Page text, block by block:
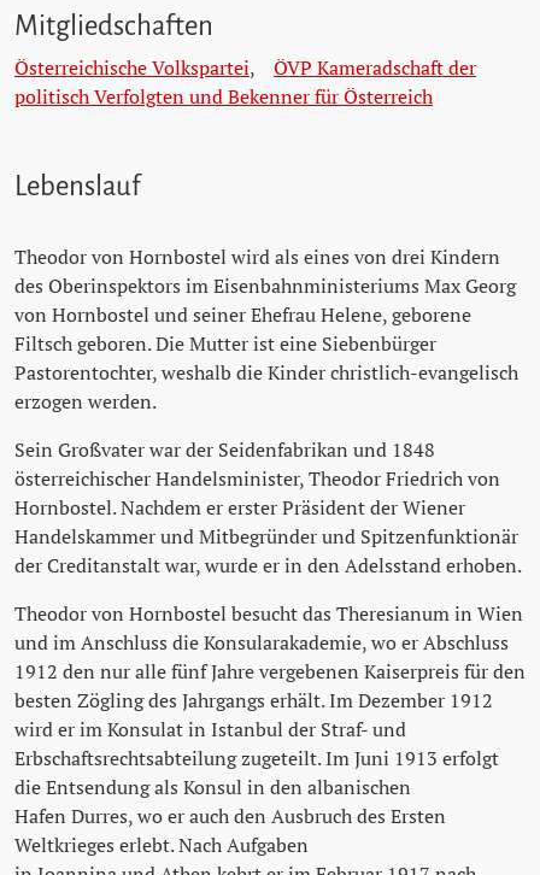
Mitgliedschaften
Österreichische Volkspartei, ÖVP Kameradschaft der
politisch Verfolgten und Bekenner für Österreich
Lebenslauf
Theodor von Hornbostel wird als eines von drei Kindern
des Oberinspektors im Eisenbahnministeriums Max Georg
von Hornbostel und seiner Ehefrau Helene, geborene
Filtsch geboren. Die Mutter ist eine Siebenbürger
Pastorentochter, weshalb die Kinder christlich-evangelisch
erzogen werden.
Sein Großvater war der Seidenfabrikan und 1848
österreichischer Handelsminister, Theodor Friedrich von
Hornbostel. Nachdem er erster Präsident der Wiener
Handelskammer und Mitbegründer und Spitzenfunktionär
der Creditanstalt war, wurde er in den Adelsstand erhoben.
Theodor von Hornbostel besucht das Theresianum in Wien
und im Anschluss die Konsularakademie, wo er Abschluss
1912 den nur alle fünf Jahre vergebenen Kaiserpreis für den
besten Zögling des Jahrgangs erhält. Im Dezember 1912
wird er im Konsulat in Istanbul der Straf- und
Erbschaftsrechtsabteilung zugeteilt. Im Juni 1913 erfolgt
die Entsendung als Konsul in den albanischen
Hafen Durres, wo er auch den Ausbruch des Ersten
Weltkrieges erlebt. Nach Aufgaben